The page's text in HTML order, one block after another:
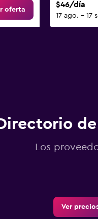
oferta
$46/día
17 ago. - 17
Los
Ver